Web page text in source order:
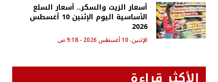
أسعار الزيت والسكر.. أسعار السلع
الأساسية اليوم الإثنين 10 أغسطس
2026
الإثنين، 10 أغسطس 2026 - 9:18 ص